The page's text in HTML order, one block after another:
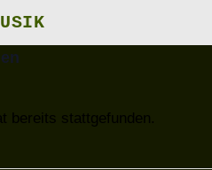
bereits stattgefunden.